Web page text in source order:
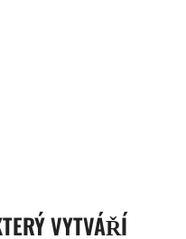
VYTVÁŘÍ